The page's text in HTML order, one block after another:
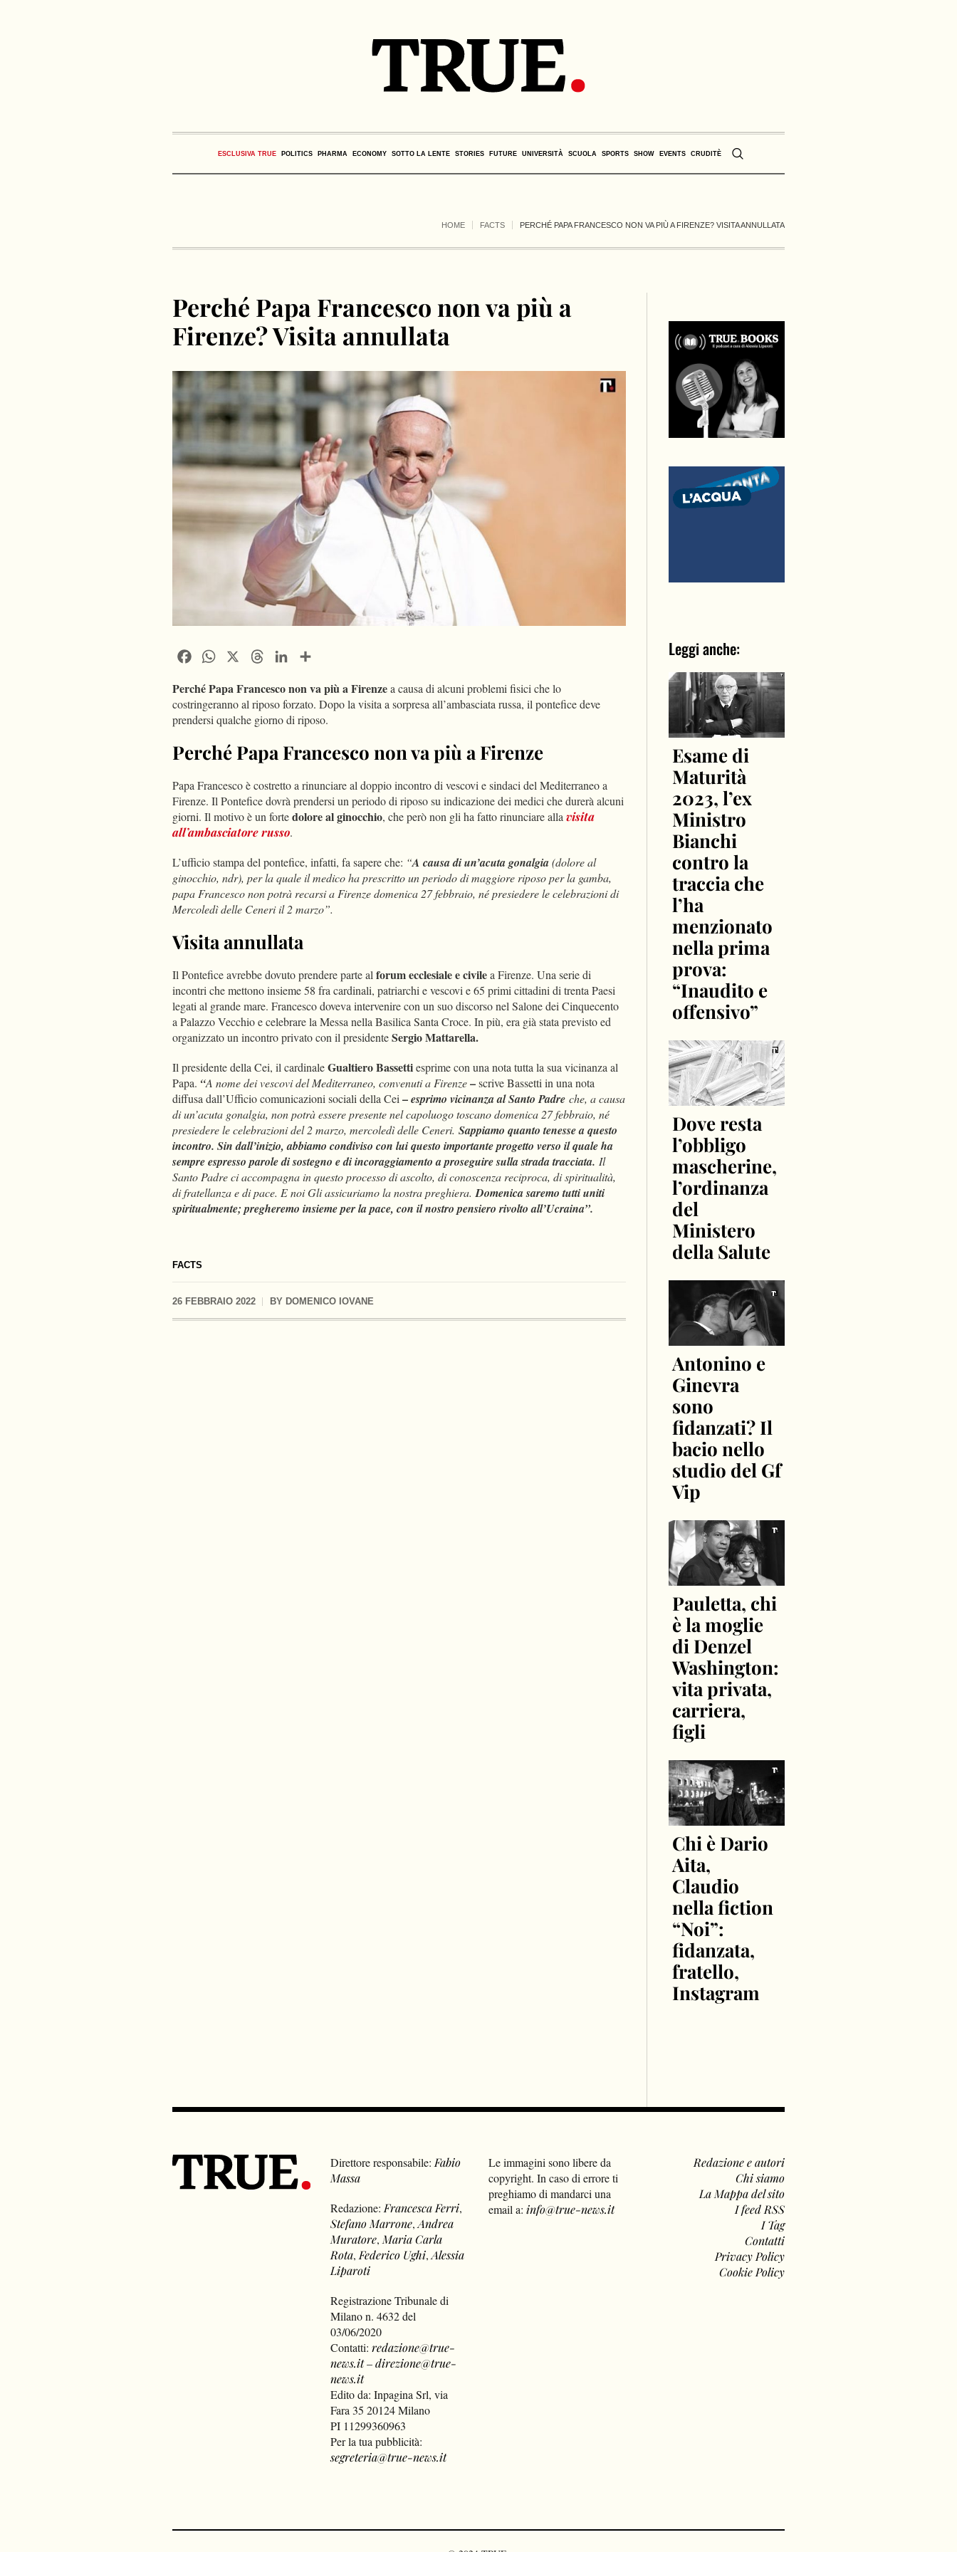
ESCLUSIVA TRUE POLITICS PHARMA ECONOMY SOTTO LA LENTE STORIES FUTURE UNIVERSITÀ SCUOLA SPORTS SHOW EVENTS CRUDITÈ
HOME FACTS PERCHÉ PAPA FRANCESCO NON VA PIÙ A FIRENZE? VISITA ANNULLATA
FACTS
Perché Papa Francesco non va più a
Firenze? Visita annullata
26 FEBBRAIO 2022 BY DOMENICO IOVANE
FacebookWhatsApp ThreadsLinkedIn
Perché Papa Francesco non va più a Firenzea causa di alcuni problemi fisici che lo
costringeranno al riposo forzato. Dopo la visita a sorpresa all’ambasciata russa, il pontefice deve
prendersi qualche giorno di riposo.
Perché Papa Francesco non va più a Firenze
Papa Francesco è costretto a rinunciare al doppio incontro di vescovi e sindaci del Mediterraneo a
Firenze. Il Pontefice dovrà prendersi un periodo di riposo su indicazione dei medici che durerà alcuni
giorni. Il motivo è un fortedolore al ginocchio, che però non gli ha fatto rinunciare allavisita
all’ambasciatore russo.
L’ufficio stampa del pontefice, infatti, fa sapere che: “A causa di un’acuta gonalgia(dolore al
ginocchio, ndr), per la quale il medico ha prescritto un periodo di maggiore riposo per la gamba,
papa Francesco non potrà recarsi a Firenze domenica 27 febbraio, né presiedere le celebrazioni di
Mercoledì delle Ceneri il 2 marzo”.
Visita annullata
Il Pontefice avrebbe dovuto prendere parte alforum ecclesiale e civilea Firenze. Una serie di
incontri che mettono insieme 58 fra cardinali, patriarchi e vescovi e 65 primi cittadini di trenta Paesi
legati al grande mare. Francesco doveva intervenire con un suo discorso nel Salone dei Cinquecento
a Palazzo Vecchio e celebrare la Messa nella Basilica Santa Croce. In più, era già stata previsto ed
organizzato un incontro privato con il presidenteSergio Mattarella.
Il presidente della Cei, il cardinaleGualtiero Bassettiesprime con una nota tutta la sua vicinanza al
Papa. “A nome dei vescovi del Mediterraneo, convenuti a Firenze–scrive Bassetti in una nota
diffusa dall’Ufficio comunicazioni sociali della Cei–esprimo vicinanza al Santo Padre che, a causa
di un’acuta gonalgia, non potrà essere presente nel capoluogo toscano domenica 27 febbraio, né
presiedere le celebrazioni del 2 marzo, mercoledì delle Ceneri. Sappiamo quanto tenesse a questo
incontro. Sin dall’inizio, abbiamo condiviso con lui questo importante progetto verso il quale ha
sempre espresso parole di sostegno e di incoraggiamento a proseguire sulla strada tracciata. Il
Santo Padre ci accompagna in questo processo di ascolto, di conoscenza reciproca, di spiritualità,
di fratellanza e di pace. E noi Gli assicuriamo la nostra preghiera.Domenica saremo tutti uniti
spiritualmente; pregheremo insieme per la pace, con il nostro pensiero rivolto all’Ucraina”.
Leggi anche:
Esame di
Maturità
2023, l’ex
Ministro
Bianchi
contro la
traccia che
l’ha
menzionato
nella prima
prova:
“Inaudito e
offensivo”
Dove resta
l’obbligo
mascherine,
l’ordinanza
del
Ministero
della Salute
Antonino e
Ginevra
sono
fidanzati? Il
bacio nello
studio del Gf
Vip
Pauletta, chi
è la moglie
di Denzel
Washington:
vita privata,
carriera,
figli
Chi è Dario
Aita,
Claudio
nella fiction
“Noi”:
fidanzata,
fratello,
Instagram
Direttore responsabile: Fabio
Massa
Redazione: Francesca Ferri,
Stefano Marrone,Andrea
Muratore, Maria Carla
Rota, Federico Ughi,Alessia
Liparoti
Registrazione Tribunale di
Milano n. 4632 del
03/06/2020
Contatti:redazione@true-
news.it–direzione@true-
news.it
Edito da: Inpagina Srl, via
Fara 35 20124 Milano
PI 11299360963
Per la tua pubblicità:
segreteria@true-news.it
Le immagini sono libere da
copyright. In caso di errore ti
preghiamo di mandarci una
email a: info@true-news.it
Redazione e autori
Chi siamo
La Mappa del sito
I feed RSS
I Tag
Contatti
Privacy Policy
Cookie Policy